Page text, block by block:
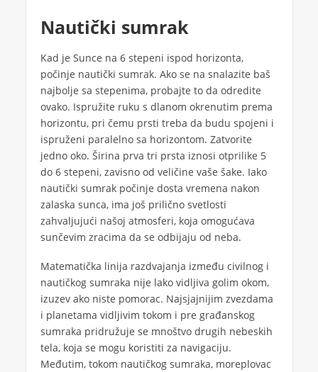
Nautički sumrak
Kad je Sunce na 6 stepeni ispod horizonta,
počinje nautički sumrak. Ako se na snalazite baš
najbolje sa stepenima, probajte to da odredite
ovako. Ispružite ruku s dlanom okrenutim prema
horizontu, pri čemu prsti treba da budu spojeni i
ispruženi paralelno sa horizontom. Zatvorite
jedno oko. Širina prva tri prsta iznosi otprilike 5
do 6 stepeni, zavisno od veličine vaše šake. Iako
nautički sumrak počinje dosta vremena nakon
zalaska sunca, ima još prilično svetlosti
zahvaljujući našoj atmosferi, koja omogućava
sunčevim zracima da se odbijaju od neba.
Matematička linija razdvajanja između civilnog i
nautičkog sumraka nije lako vidljiva golim okom,
izuzev ako niste pomorac. Najsjajnijim zvezdama
i planetama vidljivim tokom i pre građanskog
sumraka pridružuje se mnoštvo drugih nebeskih
tela, koja se mogu koristiti za navigaciju.
Međutim, tokom nautičkog sumraka, moreplovac